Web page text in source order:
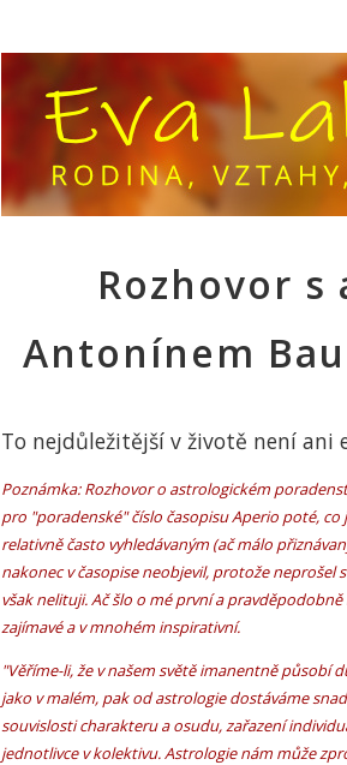
Rozhovor
Antonínem
To nejdůležitější v životě není ani
Poznámka: Rozhovor o astrologickém
pro "poradenské" číslo časopisu Aperio poté, co
relativně často vyhledávaným (ač málo
nakonec v časopise neobjevil, protože neprošel
však nelituji. Ač šlo o mé první a
zajímavé a v mnohém inspirativní.
"Věříme-li, že v našem světě imanentně působí
jako v malém, pak od astrologie dostáváme
souvislosti charakteru a osudu, zařazení
jednotlivce v kolektivu. Astrologie nám může